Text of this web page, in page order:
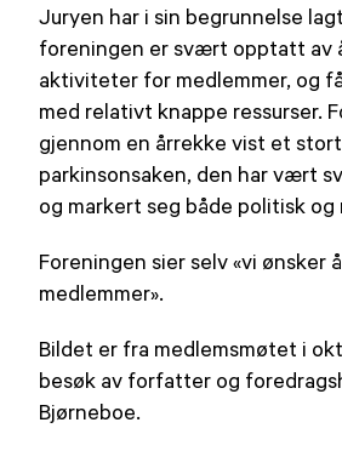
Juryen har i sin begrunnelse
foreningen er svært opptatt av
aktiviteter for medlemmer, og
med relativt knappe ressurser.
gjennom en årrekke vist et
parkinsonsaken, den har vært
og markert seg både politisk
Foreningen sier selv «vi ønsker
medlemmer».
Bildet er fra medlemsmøtet i
besøk av forfatter og
Bjørneboe.